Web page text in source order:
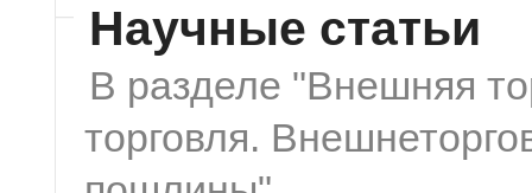
Научные статьи
В разделе "Внешняя
торговля.